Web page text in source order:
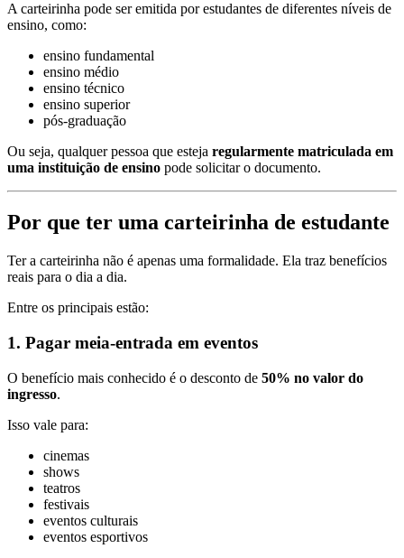
A carteirinha pode ser emitida por estudantes de diferentes níveis de
ensino, como:
ensino fundamental
ensino médio
ensino técnico
ensino superior
pós-graduação
Ou seja, qualquer pessoa que esteja regularmente matriculada em
uma instituição de ensino pode solicitar o documento.
Por que ter uma carteirinha de estudante
Ter a carteirinha não é apenas uma formalidade. Ela traz benefícios
reais para o dia a dia.
Entre os principais estão:
1. Pagar meia-entrada em eventos
O benefício mais conhecido é o desconto de 50% no valor do
ingresso.
Isso vale para:
cinemas
shows
teatros
festivais
eventos culturais
eventos esportivos